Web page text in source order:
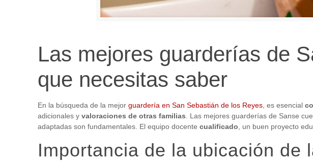
Las mejores guarderías de
que necesitas saber
En la búsqueda de la mejorguardería en San Sebastián de los Reyes , es esencial
adicionales yvaloraciones de otras familias . Las mejores guarderías de Sanse
adaptadas son fundamentales. El equipo docentecualificado , un buen proyecto
Importancia de la ubicación de